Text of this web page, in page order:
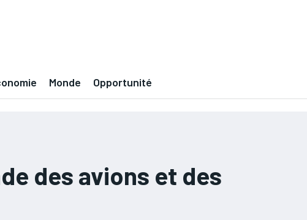
Monde Opportunité
des avions et des